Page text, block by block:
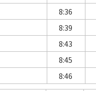
8:36
8:39
8:43
8:45
8:46